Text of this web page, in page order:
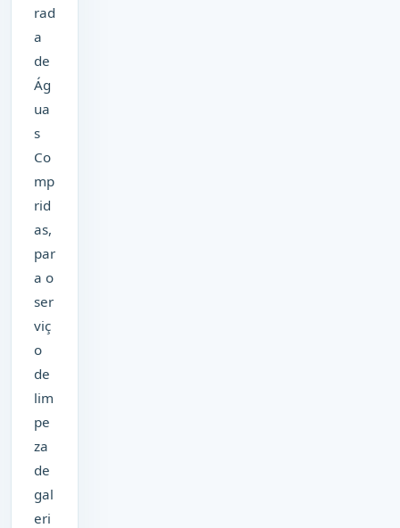
rad
a
de
Ág
ua
s
Co
mp
rid
as,
par
a o
ser
viç
o
de
lim
pe
za
de
gal
eri